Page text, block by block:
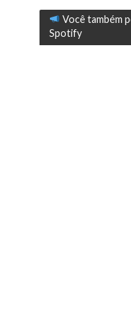
Você também
Spotify